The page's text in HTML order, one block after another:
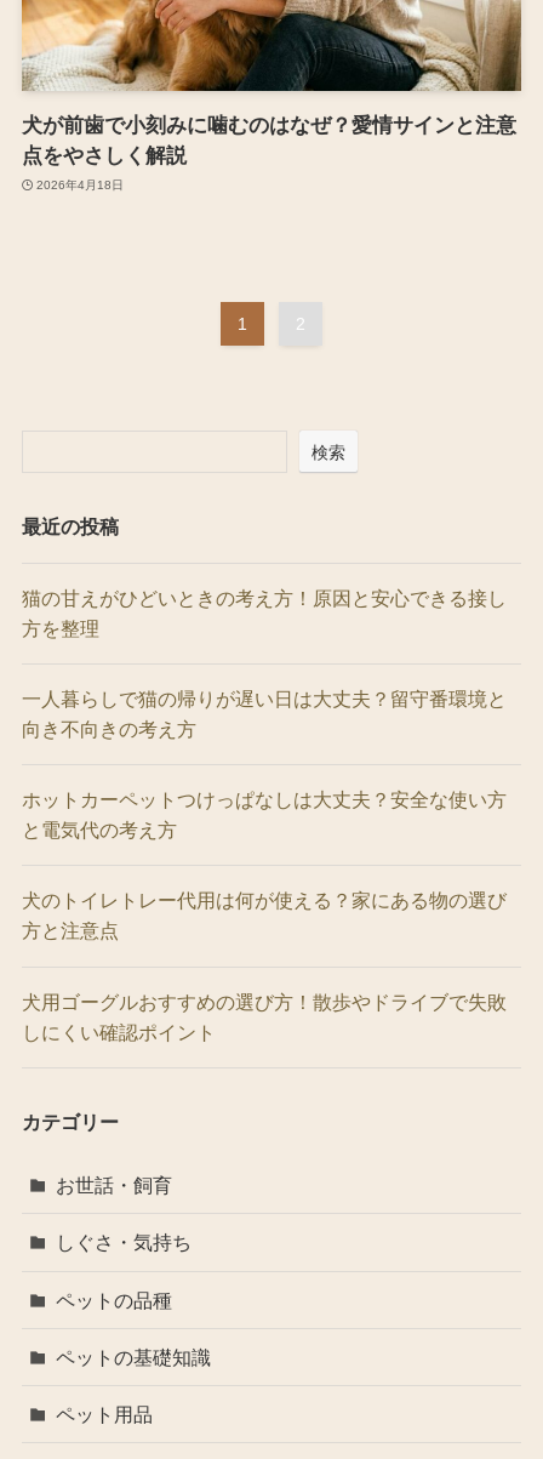
犬が前歯で小刻みに噛むのはなぜ？愛情サインと注意
点をやさしく解説
2026年4月18日
1 2
検索
最近の投稿
猫の甘えがひどいときの考え方！原因と安心できる接し
方を整理
一人暮らしで猫の帰りが遅い日は大丈夫？留守番環境と
向き不向きの考え方
ホットカーペットつけっぱなしは大丈夫？安全な使い方
と電気代の考え方
犬のトイレトレー代用は何が使える？家にある物の選び
方と注意点
犬用ゴーグルおすすめの選び方！散歩やドライブで失敗
しにくい確認ポイント
カテゴリー
お世話・飼育
しぐさ・気持ち
ペットの品種
ペットの基礎知識
ペット用品